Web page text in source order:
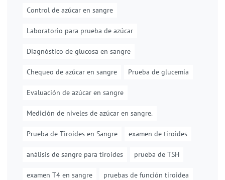
Control de azúcar en sangre
Laboratorio para prueba de azúcar
Diagnóstico de glucosa en sangre
Chequeo de azúcar en sangre Prueba de glucemia
Evaluación de azúcar en sangre
Medición de niveles de azúcar en sangre.
Prueba de Tiroides en Sangre examen de tiroides
análisis de sangre para tiroides prueba de TSH
examen T4 en sangre pruebas de función tiroidea